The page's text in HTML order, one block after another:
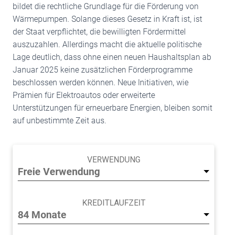
bildet die rechtliche Grundlage für die Förderung von
Wärmepumpen. Solange dieses Gesetz in Kraft ist, ist
der Staat verpflichtet, die bewilligten Fördermittel
auszuzahlen. Allerdings macht die aktuelle politische
Lage deutlich, dass ohne einen neuen Haushaltsplan ab
Januar 2025 keine zusätzlichen Förderprogramme
beschlossen werden können. Neue Initiativen, wie
Prämien für Elektroautos oder erweiterte
Unterstützungen für erneuerbare Energien, bleiben somit
auf unbestimmte Zeit aus.
VERWENDUNG
KREDITLAUFZEIT